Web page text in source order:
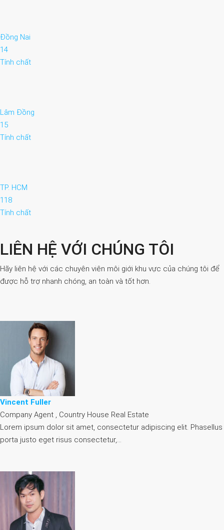
Đồng Nai
14
Tính chất
Lâm Đồng
15
Tính chất
TP. HCM
118
Tính chất
LIÊN HỆ VỚI CHÚNG TÔI
Hãy liên hệ với các chuyên viên môi giới khu vực của chúng tôi để
được hỗ trợ nhanh chóng, an toàn và tốt hơn.
Vincent Fuller
Company Agent , Country House Real Estate
Lorem ipsum dolor sit amet, consectetur adipiscing elit. Phasellus
porta justo eget risus consectetur,…